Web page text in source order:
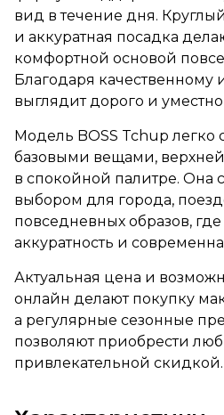
вид в течение дня.
и аккуратная посадка
комфортной основой
Благодаря
выглядит дорого и
Модель BOSS Tchup легко
базовыми вещами,
в спокойной палитре. Она
выбором для города,
повседневных образов,
аккуратность и
Актуальная цена и
онлайн делают покупку
а регулярные сезонные
позволяют приобрести
привлекательной скидкой.